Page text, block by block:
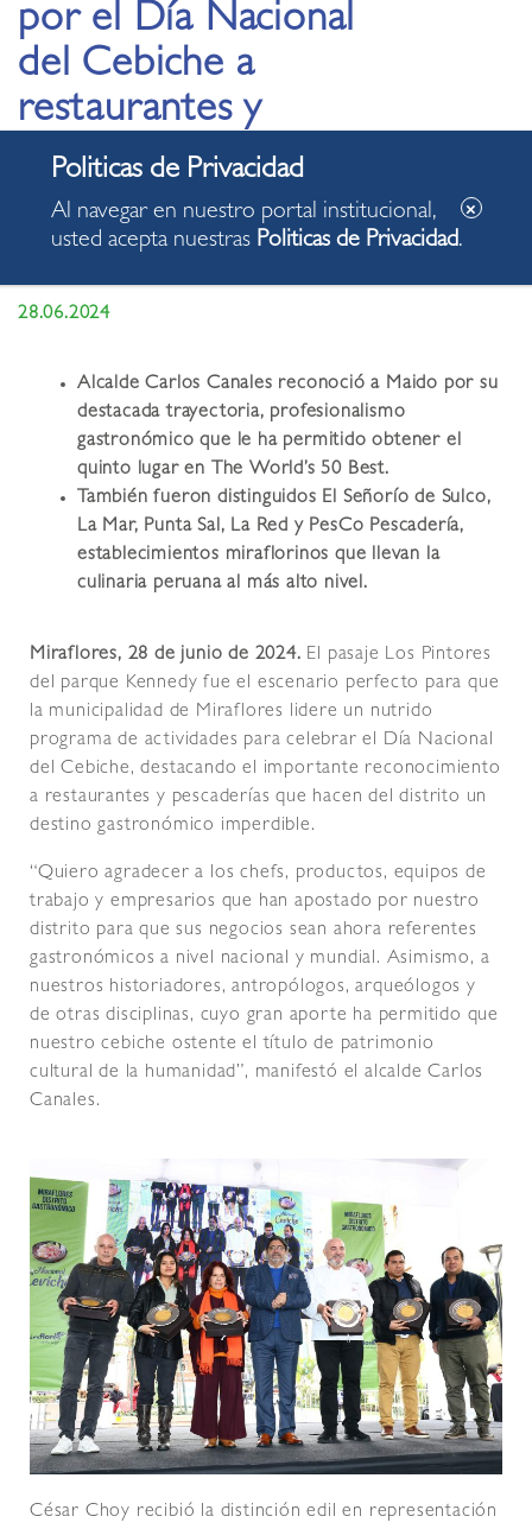
por el Día Nacional
del Cebiche a
restaurantes y
pescaderías
emblemáticas de
Miraflores
28.06.2024
Alcalde Carlos Canales reconoció a Maido por su
destacada trayectoria, profesionalismo
gastronómico que le ha permitido obtener el
quinto lugar en The World’s 50 Best.
También fueron distinguidos El Señorío de Sulco,
La Mar, Punta Sal, La Red y PesCo Pescadería,
establecimientos miraflorinos que llevan la
culinaria peruana al más alto nivel.
Miraflores, 28 de junio de 2024. El pasaje Los Pintores
del parque Kennedy fue el escenario perfecto para que
la municipalidad de Miraflores lidere un nutrido
programa de actividades para celebrar el Día Nacional
del Cebiche, destacando el importante reconocimiento
a restaurantes y pescaderías que hacen del distrito un
destino gastronómico imperdible.
“Quiero agradecer a los chefs, productos, equipos de
trabajo y empresarios que han apostado por nuestro
distrito para que sus negocios sean ahora referentes
gastronómicos a nivel nacional y mundial. Asimismo, a
nuestros historiadores, antropólogos, arqueólogos y
de otras disciplinas, cuyo gran aporte ha permitido que
nuestro cebiche ostente el título de patrimonio
cultural de la humanidad”, manifestó el alcalde Carlos
Canales.
César Choy recibió la distinción edil en representación
Al navegar en nuestro portal institucional,
usted acepta nuestras Politicas de Privacidad.